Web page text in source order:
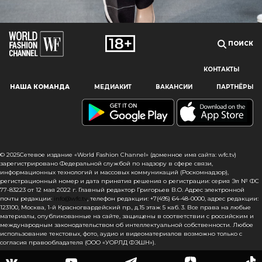
Наш сайт использует файлы cookie и похожие технологии,
пользователям, предоставляя персонализированную
информацию, запоминая предпочтения в области
сайта, вы подтверждаете свое согласие на использование
файлов cookie в соответствии с настоящим уведомлением
в отношении данного типа файлов. Если вы не согласны
с тем, чтобы мы использовали данный тип файлов,
то вы должны соответствующим образом установить
настройки вашего браузера или не использовать сайт wfc.tv
ПОИСК
КОНТАКТЫ
НАША КОМАНДА МЕДИАКИТ ВАКАНСИИ ПАРТНЁРЫ
© 2025Сетевое издание «World Fashion Channel» (доменное имя сайта: wfc.tv)
зарегистрировано Федеральной службой по надзору в сфере связи,
информационных технологий и массовых коммуникаций (Роскомнадзор),
регистрационный номер и дата принятия решения о регистрации: серия Эл № ФС
77-83223 от 12 мая 2022 г. Главный редактор Григорьев В.О. Адрес электронной
почты редакции: info@wfc.tv
, телефон редакции: +7(495) 64-48-0000, адрес редакции:
123100, Москва, 1-й Красногвардейский пр., д.15 этаж 5 каб. 3. Все права на любые
материалы, опубликованные на сайте, защищены в соответствии с российским и
международным законодательством об интеллектуальной собственности. Любое
использование текстовых, фото, аудио и видеоматериалов возможно только с
согласия правообладателя (ООО «УОРЛД ФЭШН»).
Pronounce
И даже комбинированная графика
Источник: Instagram